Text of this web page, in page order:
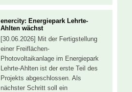
enercity: Energiepark Lehrte-
Ahlten wächst
[30.06.2026] Mit der Fertigstellung
einer Freiflächen-
Photovoltaikanlage im Energiepark
Lehrte-Ahlten ist der erste Teil des
Projekts abgeschlossen. Als
nächster Schritt soll ein